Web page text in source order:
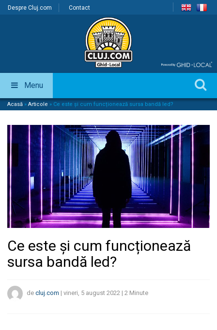
Despre Cluj.com Contact
Menu
Acasă » Articole » Ce este și cum funcționează sursa bandă led?
Ce este și cum funcționează
sursa bandă led?
de cluj.com | vineri, 5 august 2022 | 2 Minute